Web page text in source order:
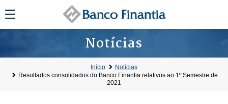
Notícias
Início
Notícias
Resultados consolidados do Banco Finantia relativos ao 1º Semestre de
2021